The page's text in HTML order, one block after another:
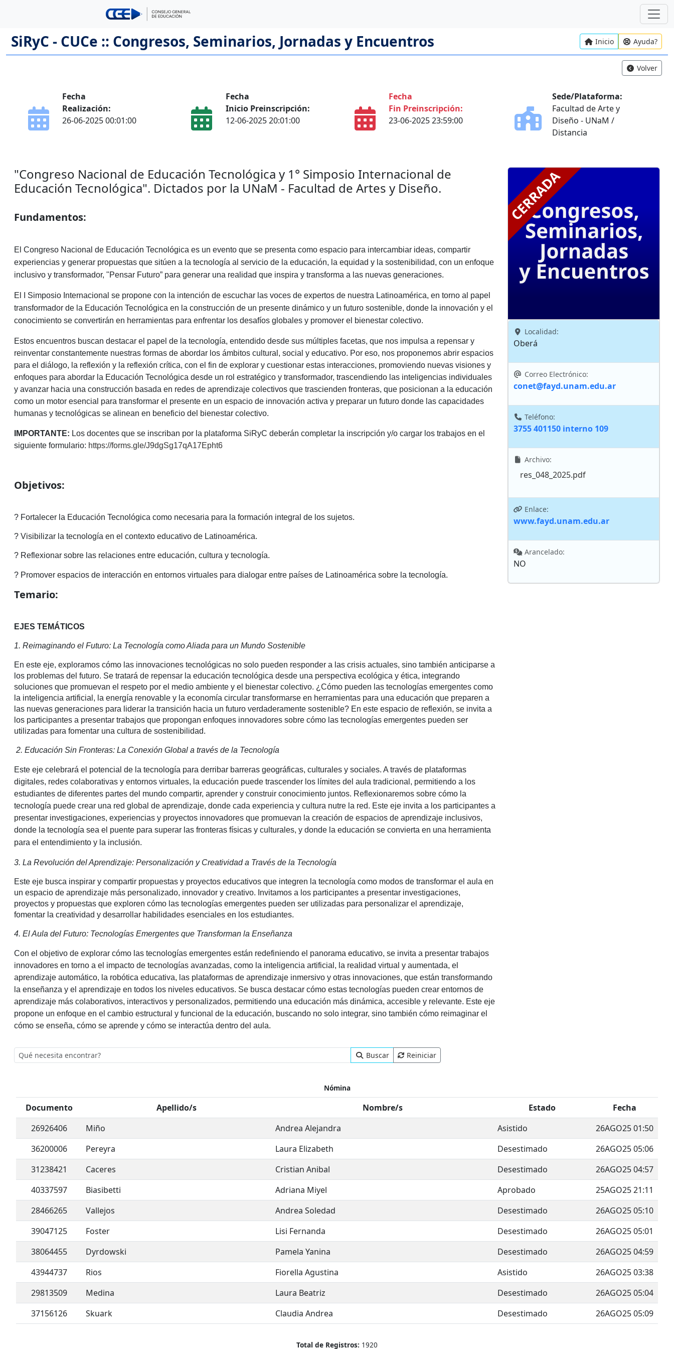
SiRyC - CUCe :: Congresos, Seminarios, Jornadas y Encuentros Inicio Ayuda?
Volver
Fecha
Realización:
26-06-2025 00:01:00
Fecha
Inicio Preinscripción:
12-06-2025 20:01:00
Fecha
Fin Preinscripción:
23-06-2025 23:59:00
Sede/Plataforma:
Facultad de Arte y
Diseño - UNaM /
Distancia
"Congreso Nacional de Educación Tecnológica y 1° Simposio Internacional de
Educación Tecnológica". Dictados por la UNaM - Facultad de Artes y Diseño.
Fundamentos:
El Congreso Nacional de Educación Tecnológica es un evento que se presenta como espacio para intercambiar ideas, compartir
experiencias y generar propuestas que sitúen a la tecnología al servicio de la educación, la equidad y la sostenibilidad, con un enfoque
inclusivo y transformador, "Pensar Futuro” para generar una realidad que inspira y transforma a las nuevas generaciones.
El I Simposio Internacional se propone con la intención de escuchar las voces de expertos de nuestra Latinoamérica, en torno al papel
transformador de la Educación Tecnológica en la construcción de un presente dinámico y un futuro sostenible, donde la innovación y el
conocimiento se convertirán en herramientas para enfrentar los desafíos globales y promover el bienestar colectivo.
Estos encuentros buscan destacar el papel de la tecnología, entendido desde sus múltiples facetas, que nos impulsa a repensar y
reinventar constantemente nuestras formas de abordar los ámbitos cultural, social y educativo. Por eso, nos proponemos abrir espacios
para el diálogo, la reflexión y la reflexión crítica, con el fin de explorar y cuestionar estas interacciones, promoviendo nuevas visiones y
enfoques para abordar la Educación Tecnológica desde un rol estratégico y transformador, trascendiendo las inteligencias individuales
y avanzar hacia una construcción basada en redes de aprendizaje colectivos que trascienden fronteras, que posicionan a la educación
como un motor esencial para transformar el presente en un espacio de innovación activa y preparar un futuro donde las capacidades
humanas y tecnológicas se alinean en beneficio del bienestar colectivo.
IMPORTANTE: Los docentes que se inscriban por la plataforma SiRyC deberán completar la inscripción y/o cargar los trabajos en el
siguiente formulario: https://forms.gle/J9dgSg17qA17Epht6
Objetivos:
? Fortalecer la Educación Tecnológica como necesaria para la formación integral de los sujetos.
? Visibilizar la tecnología en el contexto educativo de Latinoamérica.
? Reflexionar sobre las relaciones entre educación, cultura y tecnología.
? Promover espacios de interacción en entornos virtuales para dialogar entre países de Latinoamérica sobre la tecnología.
Temario:
EJES TEMÁTICOS
1. Reimaginando el Futuro: La Tecnología como Aliada para un Mundo Sostenible
En este eje, exploramos cómo las innovaciones tecnológicas no solo pueden responder a las crisis actuales, sino también anticiparse a
los problemas del futuro. Se tratará de repensar la educación tecnológica desde una perspectiva ecológica y ética, integrando
soluciones que promuevan el respeto por el medio ambiente y el bienestar colectivo. ¿Cómo pueden las tecnologías emergentes como
la inteligencia artificial, la energía renovable y la economía circular transformarse en herramientas para una educación que preparen a
las nuevas generaciones para liderar la transición hacia un futuro verdaderamente sostenible? En este espacio de reflexión, se invita a
los participantes a presentar trabajos que propongan enfoques innovadores sobre cómo las tecnologías emergentes pueden ser
utilizadas para fomentar una cultura de sostenibilidad.
2. Educación Sin Fronteras: La Conexión Global a través de la Tecnología
Este eje celebrará el potencial de la tecnología para derribar barreras geográficas, culturales y sociales. A través de plataformas
digitales, redes colaborativas y entornos virtuales, la educación puede trascender los límites del aula tradicional, permitiendo a los
estudiantes de diferentes partes del mundo compartir, aprender y construir conocimiento juntos. Reflexionaremos sobre cómo la
tecnología puede crear una red global de aprendizaje, donde cada experiencia y cultura nutre la red. Este eje invita a los participantes a
presentar investigaciones, experiencias y proyectos innovadores que promuevan la creación de espacios de aprendizaje inclusivos,
donde la tecnología sea el puente para superar las fronteras físicas y culturales, y donde la educación se convierta en una herramienta
para el entendimiento y la inclusión.
3. La Revolución del Aprendizaje: Personalización y Creatividad a Través de la Tecnología
Este eje busca inspirar y compartir propuestas y proyectos educativos que integren la tecnología como modos de transformar el aula en
un espacio de aprendizaje más personalizado, innovador y creativo. Invitamos a los participantes a presentar investigaciones,
proyectos y propuestas que exploren cómo las tecnologías emergentes pueden ser utilizadas para personalizar el aprendizaje,
fomentar la creatividad y desarrollar habilidades esenciales en los estudiantes.
4. El Aula del Futuro: Tecnologías Emergentes que Transforman la Enseñanza
Con el objetivo de explorar cómo las tecnologías emergentes están redefiniendo el panorama educativo, se invita a presentar trabajos
innovadores en torno a el impacto de tecnologías avanzadas, como la inteligencia artificial, la realidad virtual y aumentada, el
aprendizaje automático, la robótica educativa, las plataformas de aprendizaje inmersivo y otras innovaciones, que están transformando
la enseñanza y el aprendizaje en todos los niveles educativos. Se busca destacar cómo estas tecnologías pueden crear entornos de
aprendizaje más colaborativos, interactivos y personalizados, permitiendo una educación más dinámica, accesible y relevante. Este eje
propone un enfoque en el cambio estructural y funcional de la educación, buscando no solo integrar, sino también cómo reimaginar el
cómo se enseña, cómo se aprende y cómo se interactúa dentro del aula.
Localidad:
Oberá
Correo Electrónico:
conet@fayd.unam.edu.ar
Teléfono:
3755 401150 interno 109
Archivo:
res_048_2025.pdf
Enlace:
www.fayd.unam.edu.ar
Arancelado:
NO
Buscar Reiniciar
Nómina
Documento Apellido/s Nombre/s Estado
Fecha
26926406
Miño Andrea Alejandra Asistido
26AGO25 01:50
36200006
Pereyra Laura Elizabeth Desestimado
26AGO25 05:06
31238421
Caceres Cristian Anibal Desestimado
26AGO25 04:57
40337597
Biasibetti Adriana Miyel Aprobado
25AGO25 21:11
28466265
Vallejos Andrea Soledad Desestimado
26AGO25 05:10
39047125
Foster Lisi Fernanda Desestimado
26AGO25 05:01
38064455
Dyrdowski Pamela Yanina Desestimado
26AGO25 04:59
43944737
Rios Fiorella Agustina Asistido
26AGO25 03:38
29813509
Medina Laura Beatriz Desestimado
26AGO25 05:04
37156126
Skuark Claudia Andrea Desestimado 26AGO25 05:09
Total de Registros: 1920